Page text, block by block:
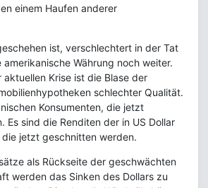
einem Haufen anderer
ist, verschlechtert in der Tat
Währung noch weiter.
Krise ist die Blase der
schlechter Qualität.
Konsumenten, die jetzt
Es sind die Renditen der in US Dollar
jetzt geschnitten werden.
als Rückseite der geschwächten
werden das Sinken des Dollars zu